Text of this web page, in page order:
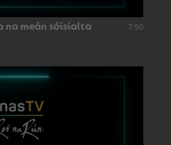
na meán sóisialta 7:50